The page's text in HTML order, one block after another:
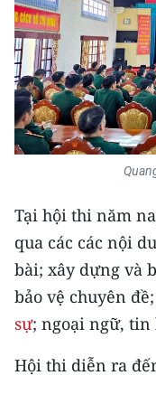
Bắc Trung Bộ
Duyên hải Nam
Nguyên
Đông Nam Bộ
Đồng bằng sông
Chuyên trang TP.
CHUYÊN ĐỀ
CÁC CHUYÊN
Tại hội thi năm
qua các các nội
bài; xây dựng và
bảo vệ chuyên
sự; ngoại ngữ, tin
Hội thi diễn ra